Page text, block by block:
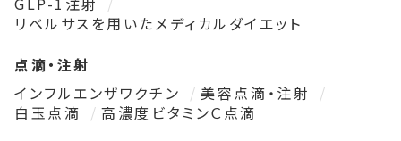
リベルサスを用いたメディカルダイエット
点滴・注射
インフルエンザワクチン
美容点滴・注射
白玉点滴
高濃度ビタミンＣ点滴